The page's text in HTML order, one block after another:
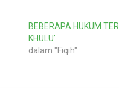
BEBERAPA HUKUM
KHULU’
dalam "Fiqih"